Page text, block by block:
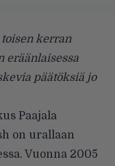
kerran
eräänlaisessa
päätöksiä jo
Paajala
on urallaan
Vuonna 2005